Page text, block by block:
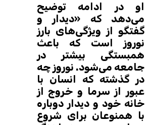
او در ادامه توضیح
می‌دهد که «دیدار و
گفتگو از ویژگی‌های بارز
نوروز است که باعث
همبستگی بیشتر در
جامعه می‌شود. نوروز چه
در گذشته که انسان با
عبور از سرما و خروج از
خانه خود و دیدار دوباره
با همنوعان برای شروع